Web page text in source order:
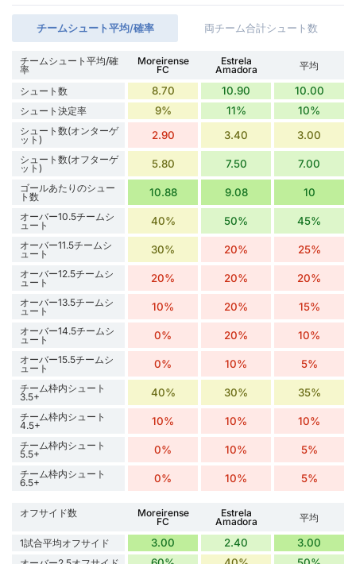
チームシュート平均/確率 両チーム合計シュート数
チームシュート平均/確
率
Moreirense
FC
Estrela
Amadora 平均
シュート数 8.70 10.90 10.00
シュート決定率 9% 11% 10%
シュート数(オンターゲ
ット) 2.90 3.40 3.00
シュート数(オフターゲ
ット) 5.80 7.50 7.00
ゴールあたりのシュー
ト数 10.88 9.08 10
オーバー10.5チームシ
ュート 40% 50% 45%
オーバー11.5チームシ
ュート 30% 20% 25%
オーバー12.5チームシ
ュート 20% 20% 20%
オーバー13.5チームシ
ュート 10% 20% 15%
オーバー14.5チームシ
ュート 0% 20% 10%
オーバー15.5チームシ
ュート 0% 10% 5%
チーム枠内シュート
3.5+ 40% 30% 35%
チーム枠内シュート
4.5+ 10% 10% 10%
チーム枠内シュート
5.5+ 0% 10% 5%
チーム枠内シュート
6.5+ 0% 10% 5%
オフサイド数 Moreirense
FC
Estrela
Amadora 平均
1試合平均オフサイド 3.00 2.40 3.00